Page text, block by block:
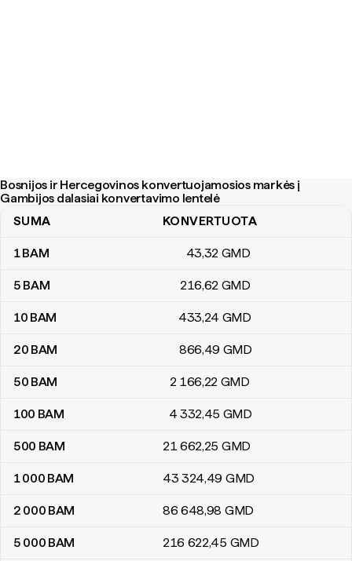
Bosnijos ir Hercegovinos konvertuojamosios markės į
Gambijos dalasiai konvertavimo lentelė
Bosnijos ir Hercegovinos konvertuojamosios markės į Gambijos
SUMA KONVERTUOTA
1BAM 43,32 GMD
5 BAM 216,62 GMD
10 BAM 433,24 GMD
20 BAM 866,49 GMD
50 BAM 2 166,22 GMD
100 BAM 4 332,45 GMD
500 BAM 21 662,25 GMD
1 000 BAM 43 324,49 GMD
2 000 BAM 86 648,98 GMD
5 000 BAM 216 622,45 GMD